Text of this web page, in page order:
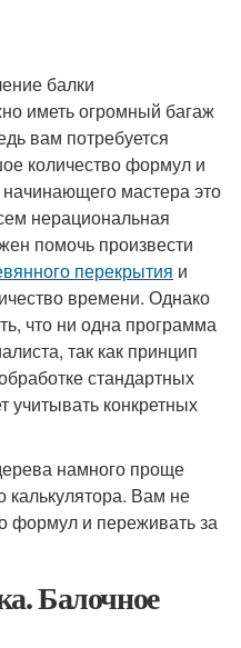
балки
иметь огромный багаж
вам потребуется
количество формул и
мастера это
нерациональная
помочь произвести
перекрытия и
времени. Однако
что ни одна программа
так как принцип
стандартных
учитывать конкретных
намного проще
Вам не
формул и переживать за
Балочное